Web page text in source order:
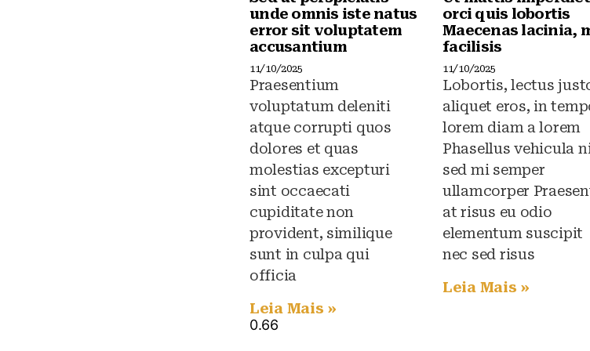
unde omnis iste natus
error sit voluptatem
accusantium
11/10/2025
Praesentium
voluptatum deleniti
atque corrupti quos
dolores et quas
molestias excepturi
sint occaecati
cupiditate non
provident, similique
sunt in culpa qui
officia
Leia Mais »
orci quis lobortis
Maecenas lacinia,
facilisis
11/10/2025
Lobortis, lectus
aliquet eros, in
lorem diam a lorem
Phasellus vehicula
sed mi semper
ullamcorper
at risus eu odio
elementum suscipit
nec sed risus
Leia Mais »